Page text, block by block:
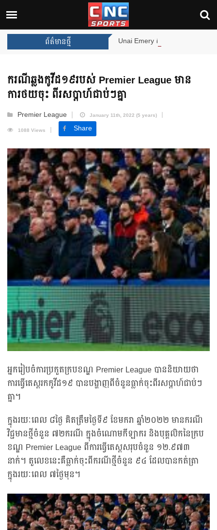
ព័ត៌មានថ្មីUnai Emery សន្យាថានឹងឈ្នះពានរង្វាន់បន្ថែមទៀត
ករណីឆ្លងកូវីដ១៩របស់ Premier League មាន
ការថយចុះ ពីរសប្តាហ៍ជាប់ៗគ្នា
Premier League
January 11th, 2022 (5 years)
1088 Views
Share
អ្នករៀបចំការប្រកួតក្របខណ្ឌ Premier League បាននិយាយថា
ការធ្វើតេស្តរកកូវីដ១៩ បានបង្ហាញពីចំនួនធ្លាក់ចុះពីរសប្ដាហ៍ជាប់ៗ
គ្នា។
ក្នុងរយៈពេល ៨ថ្ងៃ គិតត្រឹមថ្ងៃទី៩ ខែមករា ឆ្នាំ២០២២ មានករណី
វិជ្ជមានថ្មីចំនួន ៧២ករណី ក្នុងចំណោមកីឡាករ និងបុគ្គលិកនៃក្រប
ខណ្ឌ Premier League ពីការធ្វើតេស្តសរុបចំនួន ១២.៩៧៣
នាក់។ តួលេខនេះគឺធ្លាក់ចុះពីករណីថ្មីចំនួន ៩៤ ដែលបានកត់ត្រា
ក្នុងរយៈពេល ៧ថ្ងៃមុន។